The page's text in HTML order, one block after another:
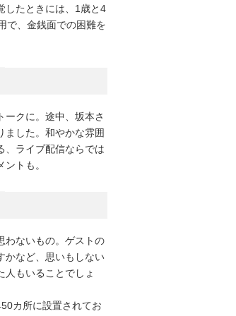
したときには、1歳と4
で、金銭面での困難を
ークに。途中、坂本さ
ました。和やかな雰囲
、ライブ配信ならでは
トも。
わないもの。ゲストの
かなど、思いもしない
人もいることでしょ
カ所に設置されてお